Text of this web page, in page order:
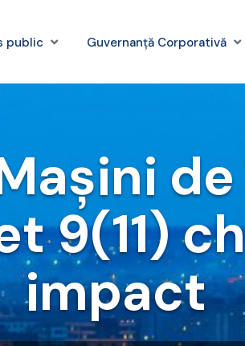
public Guvernanță Corporativă
9(11)
impact